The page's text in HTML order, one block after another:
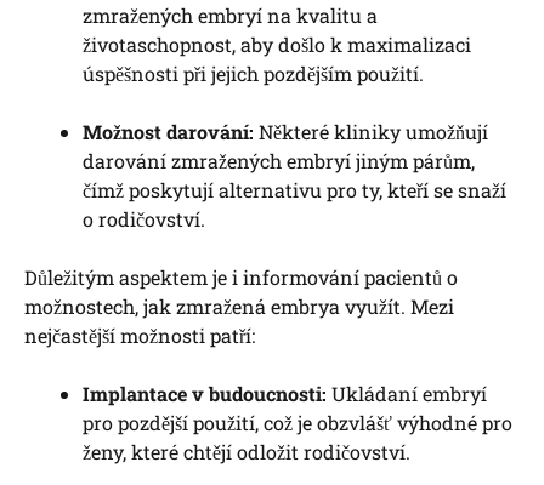
zmražených embryí na kvalitu a
životaschopnost, aby došlo k maximalizaci
úspěšnosti při jejich pozdějším použití.
Možnost darování: Některé kliniky umožňují
darování zmražených embryí jiným párům,
čímž poskytují alternativu pro ty, kteří se snaží
o rodičovství.
Důležitým aspektem je i informování pacientů o
možnostech, jak zmražená embrya využít. Mezi
nejčastější možnosti patří:
Implantace v budoucnosti: Ukládaní embryí
pro pozdější použití, což je obzvlášť výhodné pro
ženy, které chtějí odložit rodičovství.